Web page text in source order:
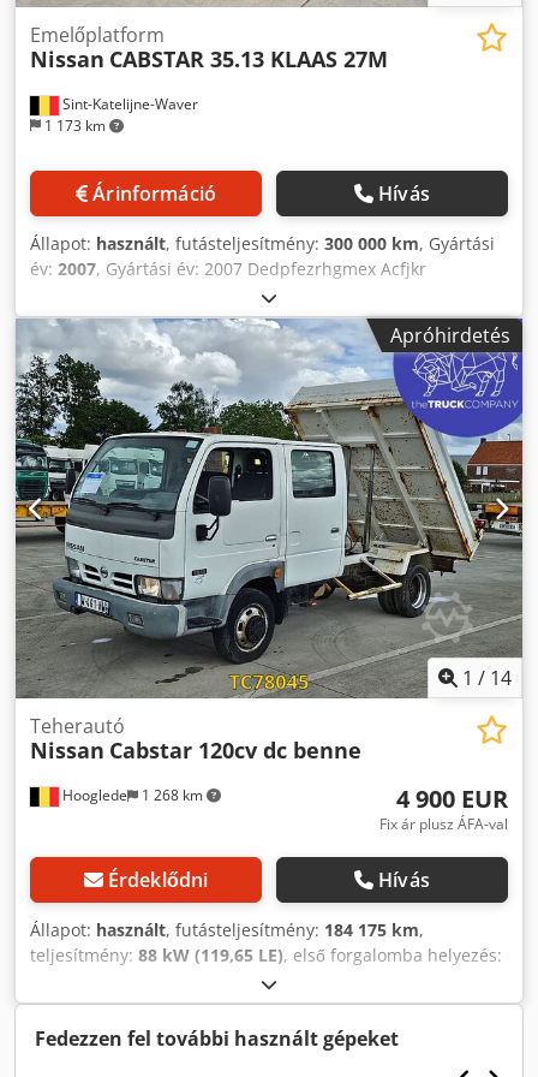
Sint-Katelijne-Waver
1 173 km
Emelőplatform
Nissan CABSTAR 35.13 KLAAS 27M
Árinformáció Hívás
Állapot: használt, futásteljesítmény: 300 000 km, Gyártási
év: 2007, Gyártási év: 2007 Dedpfezrhgmex Acfjkr
Apróhirdetés
1 / 14
Hooglede 1 268 km
Teherautó
Nissan Cabstar 120cv dc benne
4 900 EUR
Fix ár plusz ÁFA-val
Érdeklődni Hívás
Állapot: használt, futásteljesítmény: 184 175 km,
teljesítmény: 88 kW (119,65 LE), első forgalomba helyezés:
dízel
185/75r16c, tengelyelrendezés:4x2, tengelytáv:2 800 mm,
üzemanyag:dízel, szín:egyéb, hajtástípus:mechanikai
5 400 mm
Fedezzen fel további használt gépeket